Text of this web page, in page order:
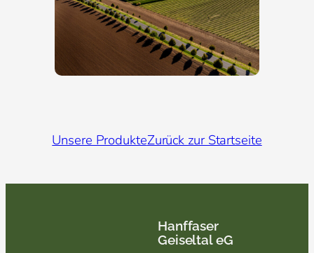
Unsere ProdukteZurück zur Startseite
Hanffaser
Geiseltal eG